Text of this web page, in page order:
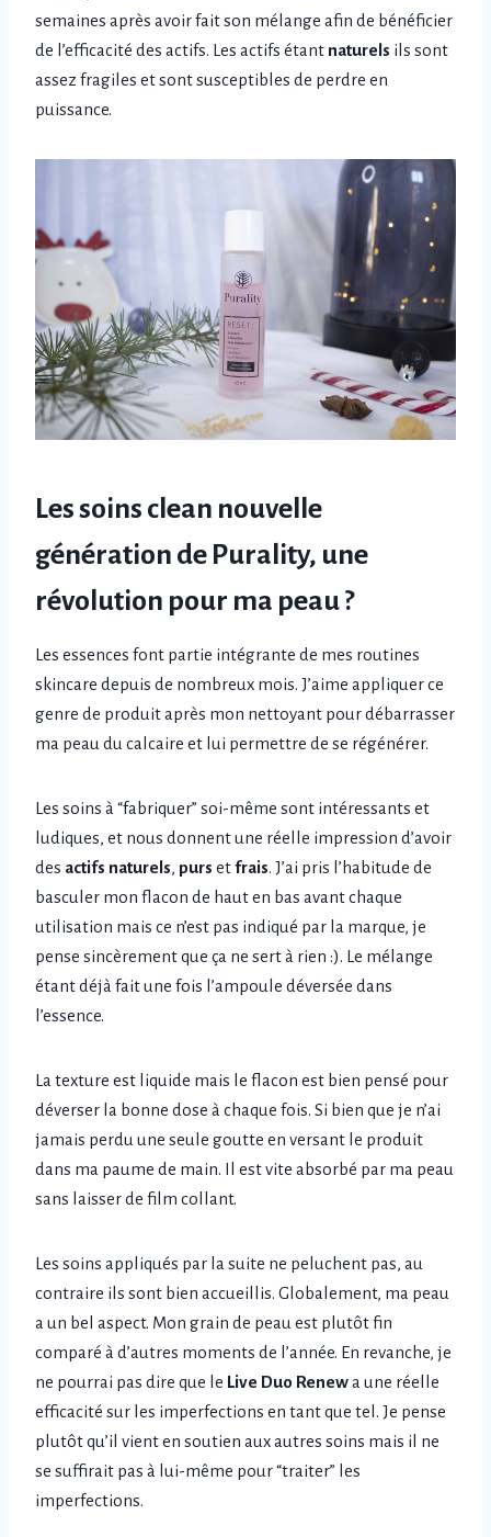
semaines après avoir fait son mélange afin de bénéficier
de l’efficacité des actifs. Les actifs étant naturels ils sont
assez fragiles et sont susceptibles de perdre en
puissance.
Les soins clean nouvelle
génération de Purality, une
révolution pour ma peau ?
Les essences font partie intégrante de mes routines
skincare depuis de nombreux mois. J’aime appliquer ce
genre de produit après mon nettoyant pour débarrasser
ma peau du calcaire et lui permettre de se régénérer.
Les soins à “fabriquer” soi-même sont intéressants et
ludiques, et nous donnent une réelle impression d’avoir
des actifs naturels, purs etfrais. J’ai pris l’habitude de
basculer mon flacon de haut en bas avant chaque
utilisation mais ce n’est pas indiqué par la marque, je
pense sincèrement que ça ne sert à rien :). Le mélange
étant déjà fait une fois l’ampoule déversée dans
l’essence.
La texture est liquide mais le flacon est bien pensé pour
déverser la bonne dose à chaque fois. Si bien que je n’ai
jamais perdu une seule goutte en versant le produit
dans ma paume de main. Il est vite absorbé par ma peau
sans laisser de film collant.
Les soins appliqués par la suite ne peluchent pas, au
contraire ils sont bien accueillis. Globalement, ma peau
a un bel aspect. Mon grain de peau est plutôt fin
comparé à d’autres moments de l’année. En revanche, je
ne pourrai pas dire que le Live Duo Renewa une réelle
efficacité sur les imperfections en tant que tel. Je pense
plutôt qu’il vient en soutien aux autres soins mais il ne
se suffirait pas à lui-même pour “traiter” les
imperfections.